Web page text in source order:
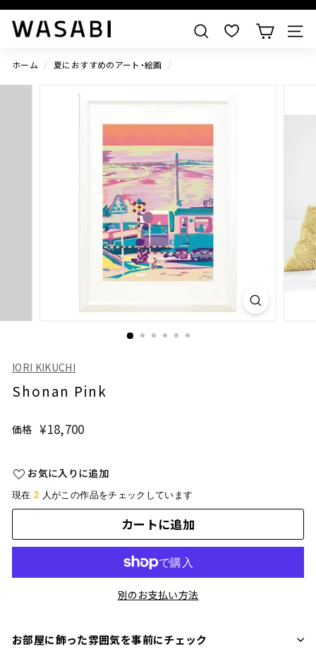
W
S
A
検索
ホーム / 夏におすすめのアート・絵画 /
IORI KIKUCHI
Shonan Pink
価格
通
格
¥18,700
お気に入りに追加
現在 2 人がこの作品をチェックしています
カートに追加
別のお支払い方法
お部屋に飾った雰囲気を事前にチェック